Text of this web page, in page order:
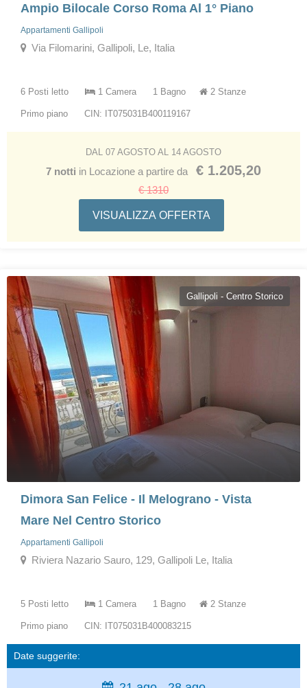
Ampio Bilocale Corso Roma Al 1° Piano
Appartamenti Gallipoli
Via Filomarini, Gallipoli, Le, Italia
6 Posti letto 1 Camera 1 Bagno 2 Stanze
Primo piano CIN: IT075031B400119167
DAL 07 AGOSTO AL 14 AGOSTO
7 notti in Locazione a partire da € 1.205,20
€ 1310
VISUALIZZA OFFERTA
Gallipoli - Centro Storico
Dimora San Felice - Il Melograno - Vista
Mare Nel Centro Storico
Appartamenti Gallipoli
Riviera Nazario Sauro, 129, Gallipoli Le, Italia
5 Posti letto 1 Camera 1 Bagno 2 Stanze
Primo piano CIN: IT075031B400083215
Date suggerite: